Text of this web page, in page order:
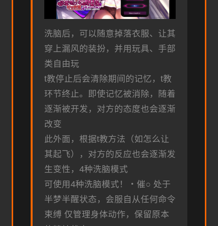
洗脑后，可以随意掉落衣服、让其
穿上漏风的装扮，并用玩具、手部
类自由玩
t教停止后会清除期间的记忆，t教
环节终止。即使记忆被消除，随着
逐渐被开发，对方的态度也会逐渐
改变
此外面，根据t教方法（如怎么让
其起飞），对方的反应也会逐渐发
生变性，4种洗脑模式
可使用4种洗脑模式！・催○ 处于
半梦半醒状态，会服自从任何命令
束缚 仅管理身体动作，保留原本